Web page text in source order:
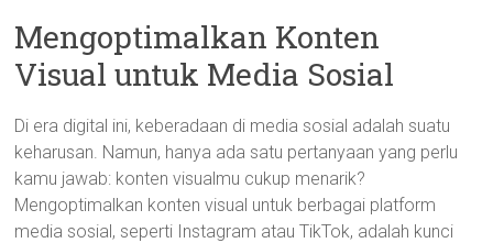
Mengoptimalkan Konten
Visual untuk Media Sosial
Di era digital ini, keberadaan di media sosial adalah suatu
keharusan. Namun, hanya ada satu pertanyaan yang perlu
kamu jawab: konten visualmu cukup menarik?
Mengoptimalkan konten visual untuk berbagai platform
media sosial, seperti Instagram atau TikTok, adalah kunci